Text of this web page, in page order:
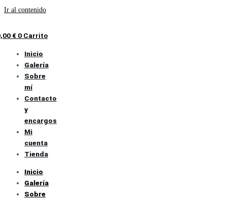
Ir al contenido
€ 0 Carrito
Inicio
Galería
Sobre
mí
Contacto
y
encargos
Mi
cuenta
Tienda
Inicio
Galería
Sobre